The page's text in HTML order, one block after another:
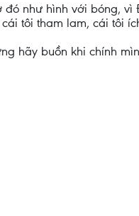
như hình với bóng, vì
tôi tham lam, cái tôi
hãy buồn khi chính